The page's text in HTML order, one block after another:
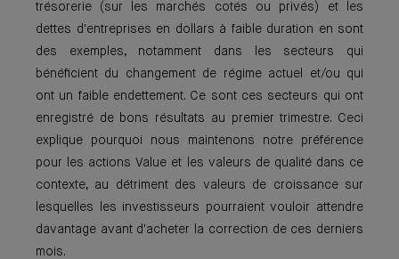
trésorerie (sur les marchés cotés ou privés) et les
dettes d'entreprises en dollars à faible duration en sont
des exemples, notamment dans les secteurs qui
bénéficient du changement de régime actuel et/ou qui
ont un faible endettement. Ce sont ces secteurs qui ont
enregistré de bons résultats au premier trimestre. Ceci
explique pourquoi nous maintenons notre préférence
pour les actions Value et les valeurs de qualité dans ce
contexte, au détriment des valeurs de croissance sur
lesquelles les investisseurs pourraient vouloir attendre
davantage avant d'acheter la correction de ces derniers
mois.